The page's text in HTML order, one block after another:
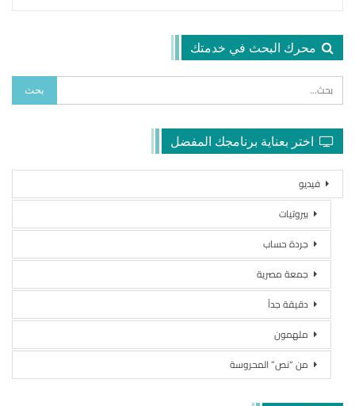
محرك البحث في خدمتك
اختر بعناية برنامجك المفضل
فيديو
بيروتيات
جردة حساب
جمعة مصرية
دقيقة جداً
ملهمون
من “نص” المحروسة